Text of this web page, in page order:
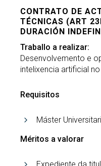
CONTRATO DE
TÉCNICAS (ART
DURACIÓN
Traballo a realizar:
Desenvolvemento e
intelixencia artificial
Requisitos
Máster
Méritos a valorar